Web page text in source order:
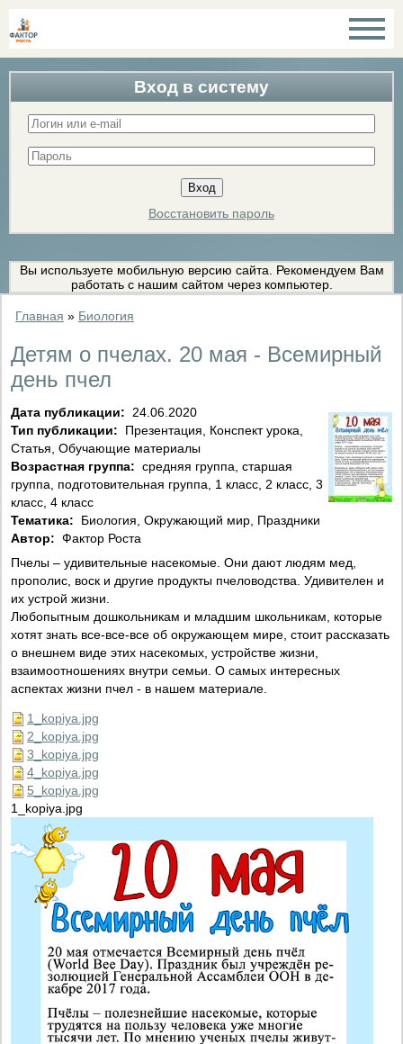
Вход в систему
Восстановить пароль
Вы используете мобильную версию сайта. Рекомендуем Вам
работать с нашим сайтом через компьютер.
Главная » Биология
Детям о пчелах. 20 мая - Всемирный
день пчел
Дата публикации:
24.06.2020
Тип публикации:
Презентация, Конспект урока,
Статья, Обучающие материалы
Возрастная группа: средняя группа, старшая
группа, подготовительная группа, 1 класс, 2 класс, 3
класс, 4 класс
Тематика:
Биология, Окружающий мир, Праздники
Автор: Фактор Роста
Пчелы – удивительные насекомые. Они дают людям мед,
прополис, воск и другие продукты пчеловодства. Удивителен и
их устрой жизни.
Любопытным дошкольникам и младшим школьникам, которые
хотят знать все-все-все об окружающем мире, стоит рассказать
о внешнем виде этих насекомых, устройстве жизни,
взаимоотношениях внутри семьи. О самых интересных
аспектах жизни пчел - в нашем материале.
1_kopiya.jpg
2_kopiya.jpg
3_kopiya.jpg
4_kopiya.jpg
5_kopiya.jpg
1_kopiya.jpg